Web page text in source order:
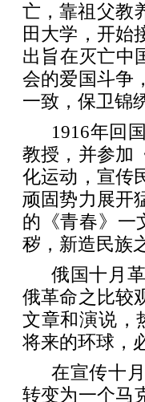
亡，靠祖父教
田大学，开始
出旨在灭亡中
会的爱国斗争
一致，保卫锦
1916年回
教授，并参加
化运动，宣传
顽固势力展开
的《青春》一
秽，新造民族
俄国十月
俄革命之比较
文章和演说，
将来的环球，
在宣传十
转变为一个马